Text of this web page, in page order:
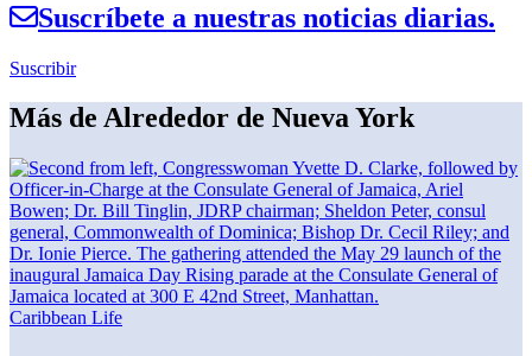
Suscríbete a nuestras noticias diarias.
Suscribir
Más de Alrededor de Nueva York
Caribbean Life